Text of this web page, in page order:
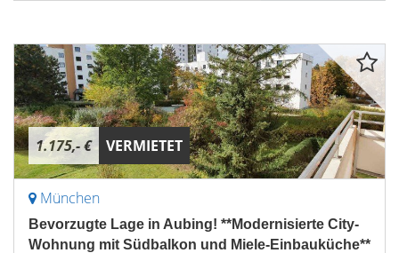
1.175,- € VERMIETET
München
Bevorzugte Lage in Aubing! **Modernisierte City-
Wohnung mit Südbalkon und Miele-Einbauküche**